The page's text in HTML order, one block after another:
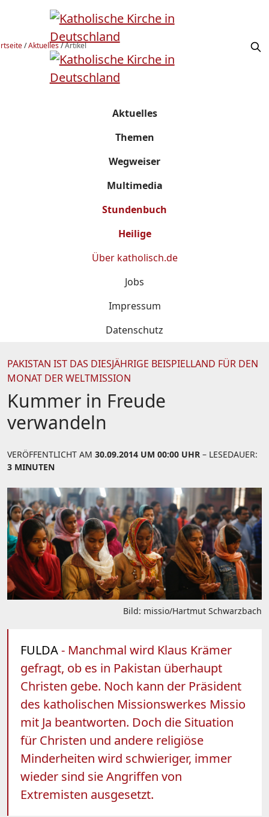
/Aktuelles/Artikel
Aktuelles
Themen
Wegweiser
Multimedia
Stundenbuch
Heilige
Über katholisch.de
Jobs
Impressum
Datenschutz
PAKISTAN IST DAS DIESJÄHRIGE BEISPIELLAND FÜR DEN
MONAT DER WELTMISSION
Kummer in Freude
verwandeln
VERÖFFENTLICHT AM 30.09.2014 UM 00:00 UHR – LESEDAUER:
3 MINUTEN
Bild: missio/Hartmut Schwarzbach
FULDA- Manchmal wird Klaus Krämer
gefragt, ob es in Pakistan überhaupt
Christen gebe. Noch kann der Präsident
des katholischen Missionswerkes Missio
mit Ja beantworten. Doch die Situation
für Christen und andere religiöse
Minderheiten wird schwieriger, immer
wieder sind sie Angriffen von
Extremisten ausgesetzt.